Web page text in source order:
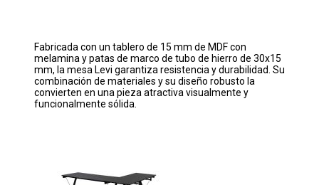
Fabricada con un tablero de 15 mm de MDF con
melamina y patas de marco de tubo de hierro de 30x15
mm, la mesa Levi garantiza resistencia y durabilidad. Su
combinación de materiales y su diseño robusto la
convierten en una pieza atractiva visualmente y
funcionalmente sólida.